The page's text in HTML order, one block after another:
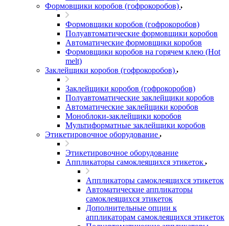
Формовщики коробов (гофрокоробов)
Формовщики коробов (гофрокоробов)
Полуавтоматические формовщики коробов
Автоматические формовщики коробов
Формовщики коробов на горячем клею (Hot
melt)
Заклейщики коробов (гофрокоробов)
Заклейщики коробов (гофрокоробов)
Полуавтоматические заклейщики коробов
Автоматические заклейщики коробов
Моноблоки-заклейщики коробов
Мультиформатные заклейщики коробов
Этикетировочное оборудование
Этикетировочное оборудование
Аппликаторы самоклеящихся этикеток
Аппликаторы самоклеящихся этикеток
Автоматические аппликаторы
самоклеящихся этикеток
Дополнительные опции к
аппликаторам самоклеящихся этикеток